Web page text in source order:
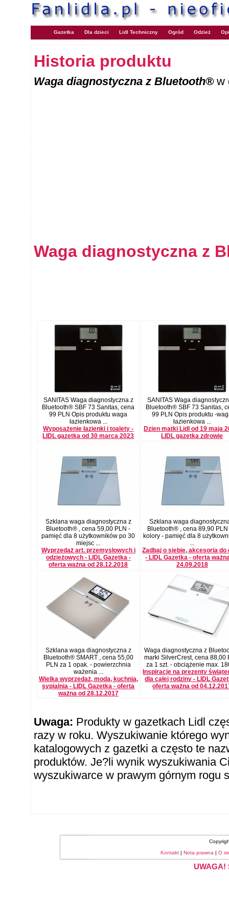
Gazetka Dla dzieci Lidl Techniczny Ogród Odzież
Historia produktu
Waga diagnostyczna z Bluetooth®w
Waga diagnostyczna z
SANITAS Waga diagnostyczna z
Bluetooth® SBF 73 Sanitas, cena
99 PLN Opis produktu waga
łazienkowa ...
Wyposażenie łazienki i toalety -
LIDL gazetka od 30 marca 2023
SANITAS Waga
Bluetooth® SBF 73 Sanitas,
99 PLN Opis produktu -
łazienkowa ...
Dzien matki Lidl od 19 maja
LIDL gazetka zdrowie
Szklana waga diagnostyczna z
Bluetooth® , cena 59,00 PLN -
pamięć dla 8 użytkowników po 30
miejsc ...
Wyprzedaż art. przemysłowych i
odzieżowych - LIDL Gazetka -
oferta ważna od 28.12.2018
Szklana waga
Bluetooth® , cena 89,90
kolory - pamięć dla 8
Zadbaj o siebie, akcesoria do
- LIDL Gazetka - oferta
24.09.2018
Szklana waga diagnostyczna z
Bluetooth® SMART , cena 55,00
PLN za 1 opak. - powierzchnia
ważenia ...
Wielka wyprzedaż, moda, kuchnia,
sypialnia - LIDL Gazetka - oferta
ważna od 28.12.2017
Waga diagnostyczna z
marki SilverCrest, cena 88,00
za 1 szt. - obciążenie max.
Inspiracje na prezenty
dla całej rodziny - LIDL
oferta ważna od
Uwaga: Produkty w gazetkach Lidl
razy w roku. Wyszukiwanie którego
katalogowych z gazetki a często te
produktów. Je?li wynik wyszukiwania
wyszukiwarce w prawym górnym rogu
Kontakt | Nota prawna | O
UWAGA!